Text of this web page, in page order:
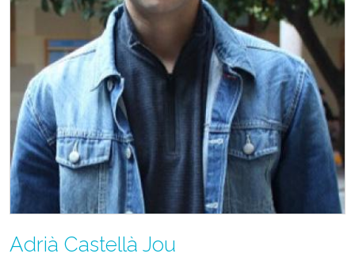
Adrià Castellà Jou